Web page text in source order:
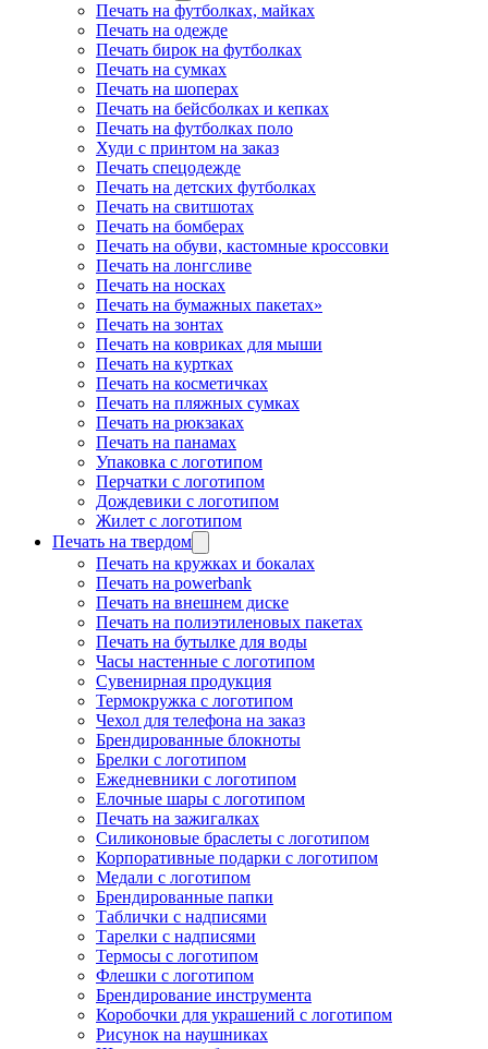
Печать на футболках, майках
Печать на одежде
Печать бирок на футболках
Печать на сумках
Печать на шоперах
Печать на бейсболках и кепках
Печать на футболках поло
Худи с принтом на заказ
Печать спецодежде
Печать на детских футболках
Печать на свитшотах
Печать на бомберах
Печать на обуви, кастомные кроссовки
Печать на лонгсливе
Печать на носках
Печать на бумажных пакетах»
Печать на зонтах
Печать на ковриках для мыши
Печать на куртках
Печать на косметичках
Печать на пляжных сумках
Печать на рюкзаках
Печать на панамах
Упаковка с логотипом
Перчатки с логотипом
Дождевики с логотипом
Жилет с логотипом
Печать на твердом
Печать на кружках и бокалах
Печать на powerbank
Печать на внешнем диске
Печать на полиэтиленовых пакетах
Печать на бутылке для воды
Часы настенные с логотипом
Сувенирная продукция
Термокружка с логотипом
Чехол для телефона на заказ
Брендированные блокноты
Брелки с логотипом
Ежедневники с логотипом
Елочные шары с логотипом
Печать на зажигалках
Силиконовые браслеты с логотипом
Корпоративные подарки с логотипом
Медали с логотипом
Брендированные папки
Таблички с надписями
Тарелки с надписями
Термосы с логотипом
Флешки с логотипом
Брендирование инструмента
Коробочки для украшений с логотипом
Рисунок на наушниках